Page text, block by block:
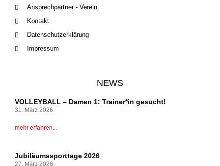
Ansprechpartner - Verein
Kontakt
Datenschutzerklärung
Impressum
NEWS
VOLLEYBALL – Damen 1: Trainer*in gesucht!
31. März 2026
mehr erfahren...
Jubiläumssporttage 2026
27. März 2026